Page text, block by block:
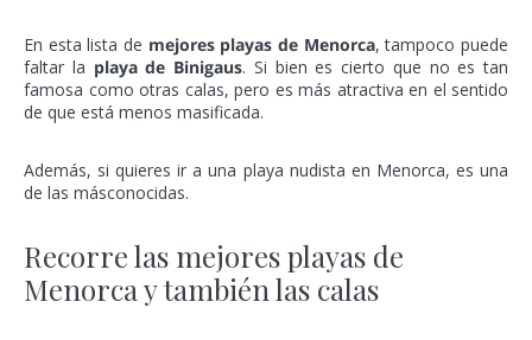
En esta lista de mejores playas de Menorca, tampoco puede
faltar la playa de Binigaus. Si bien es cierto que no es tan
famosa como otras calas, pero es más atractiva en el sentido
de que está menos masificada.
Además, si quieres ir a una playa nudista en Menorca, es una
de las másconocidas.
Recorre las mejores playas de
Menorca y también las calas